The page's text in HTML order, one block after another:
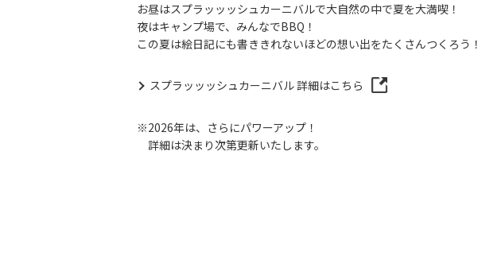
お昼はスプラッッッシュカーニバルで大自然の中で夏を大満喫！
夜はキャンプ場で、みんなでBBQ！
この夏は絵日記にも書ききれないほどの想い出をたくさんつくろう！
スプラッッッシュカーニバル 詳細はこちら
※2026年は、さらにパワーアップ！
詳細は決まり次第更新いたします。